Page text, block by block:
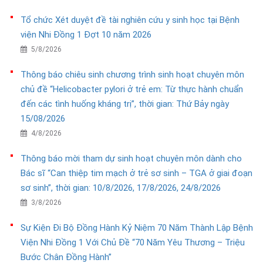
Tổ chức Xét duyệt đề tài nghiên cứu y sinh học tại Bệnh
viện Nhi Đồng 1 Đợt 10 năm 2026
5/8/2026
Thông báo chiêu sinh chương trình sinh hoạt chuyên môn
chủ đề “Helicobacter pylori ở trẻ em: Từ thực hành chuẩn
đến các tình huống kháng trị”, thời gian: Thứ Bảy ngày
15/08/2026
4/8/2026
Thông báo mời tham dự sinh hoạt chuyên môn dành cho
Bác sĩ “Can thiệp tim mạch ở trẻ sơ sinh – TGA ở giai đoạn
sơ sinh”, thời gian: 10/8/2026, 17/8/2026, 24/8/2026
3/8/2026
Sự Kiện Đi Bộ Đồng Hành Kỷ Niệm 70 Năm Thành Lập Bệnh
Viện Nhi Đồng 1 Với Chủ Đề “70 Năm Yêu Thương – Triệu
Bước Chân Đồng Hành”